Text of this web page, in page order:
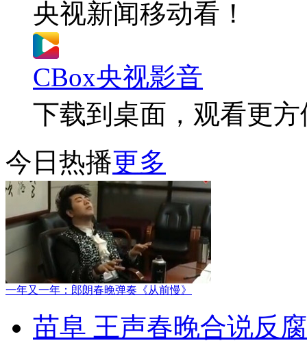
央视新闻移动看！
CBox央视影音
下载到桌面，观看更方
今日热播更多
一年又一年：郎朗春晚弹奏《从前慢》
苗阜 王声春晚合说反